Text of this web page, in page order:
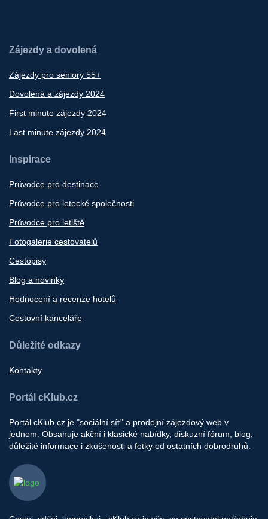
Zájezdy a dovolená
Zájezdy pro seniory 55+
Dovolená a zájezdy 2024
First minute zájezdy 2024
Last minute zájezdy 2024
Inspirace
Průvodce pro destinace
Průvodce pro letecké společnosti
Průvodce pro letiště
Fotogalerie cestovatelů
Cestopisy
Blog a novinky
Hodnocení a recenze hotelů
Cestovní kanceláře
Důležité odkazy
Kontakty
Portál cKlub.cz
Portál cKlub.cz je "sociální síť" a prodejní zájezdový web v
jednom. Obsahuje akční i klasické nabídky, diskuzní fórum, blog,
důležité informace i zkušenosti a fotky od ostatních dobrodruhů.